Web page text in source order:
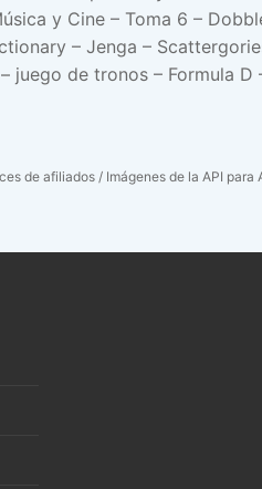
y Cine – Toma 6 –
– Jenga –
juego de tronos – Formula D
de afiliados / Imágenes de la API para